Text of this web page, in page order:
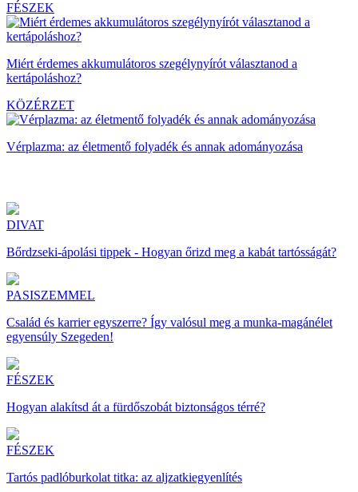
FÉSZEK
Miért érdemes akkumulátoros szegélynyírót választanod a
kertápoláshoz?
KÖZÉRZET
Vérplazma: az életmentő folyadék és annak adományozása
DIVAT
Bőrdzseki-ápolási tippek - Hogyan őrizd meg a kabát tartósságát?
PASISZEMMEL
Család és karrier egyszerre? Így valósul meg a munka-magánélet
egyensúly Szegeden!
FÉSZEK
Hogyan alakítsd át a fürdőszobát biztonságos térré?
FÉSZEK
Tartós padlóburkolat titka: az aljzatkiegyenlítés